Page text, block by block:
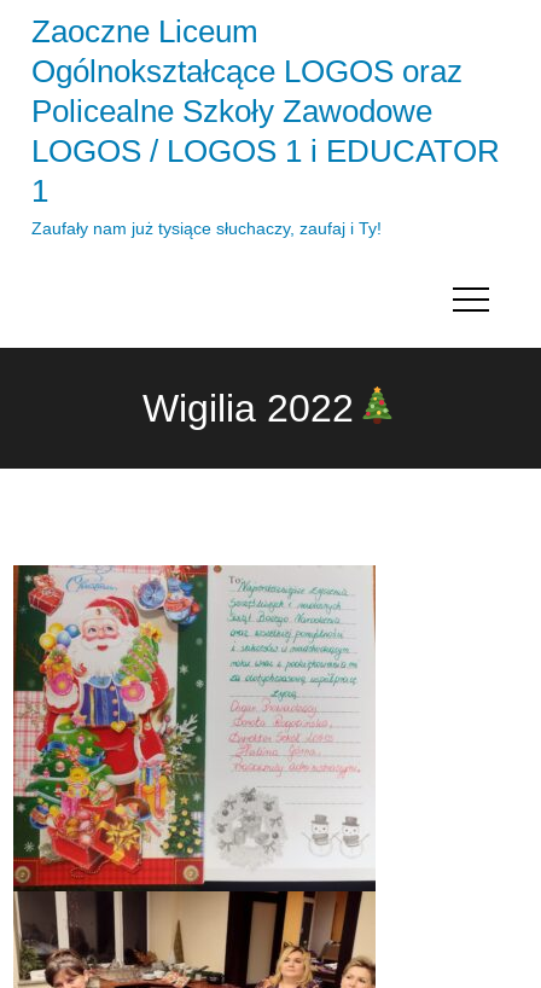
content
Zaoczne Liceum
Ogólnokształcące LOGOS oraz
Policealne Szkoły Zawodowe
LOGOS / LOGOS 1 i EDUCATOR
1
Zaufały nam już tysiące słuchaczy, zaufaj i Ty!
Wigilia 2022